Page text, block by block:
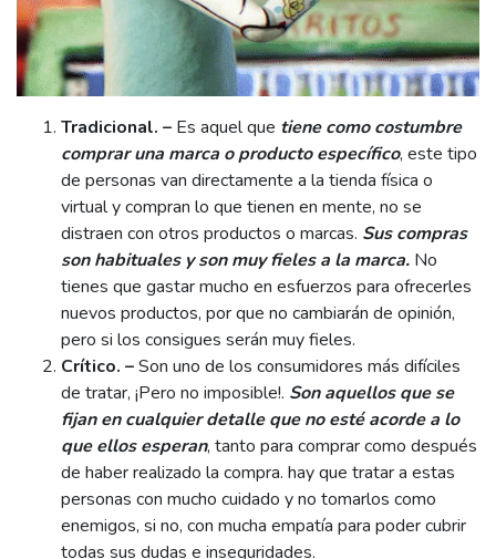
Tradicional. – Es aquel que tiene como costumbre
comprar una marca o producto específico, este tipo
de personas van directamente a la tienda física o
virtual y compran lo que tienen en mente, no se
distraen con otros productos o marcas. Sus compras
son habituales y son muy fieles a la marca. No
tienes que gastar mucho en esfuerzos para ofrecerles
nuevos productos, por que no cambiarán de opinión,
pero si los consigues serán muy fieles.
Crítico. –Son uno de los consumidores más difíciles
de tratar, ¡Pero no imposible!. Son aquellos que se
fijan en cualquier detalle que no esté acorde a lo
que ellos esperan, tanto para comprar como después
de haber realizado la compra. hay que tratar a estas
personas con mucho cuidado y no tomarlos como
enemigos, si no, con mucha empatía para poder cubrir
todas sus dudas e inseguridades.